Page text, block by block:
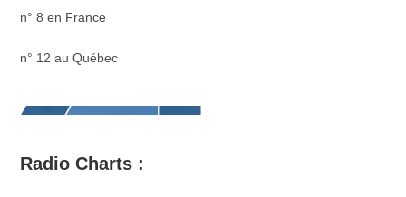
n° 8 en France
n° 12 au Québec
Radio Charts :